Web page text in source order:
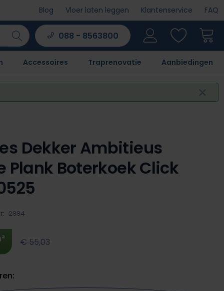
Blog Vloer laten leggen Klantenservice FAQ
088 - 8563800
Accessoires Traprenovatie Aanbiedingen
Dekker Ambitieus
Plank Boterkoek Click
2884
€ 55,03